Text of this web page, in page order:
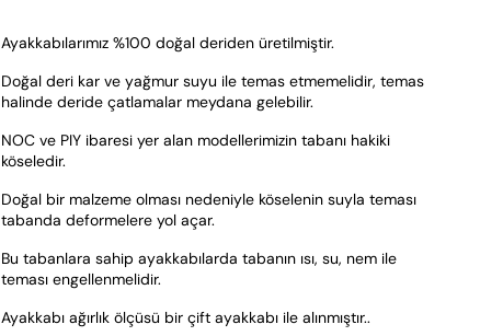
Ayakkabılarımız %100 doğal deriden üretilmiştir.
Doğal deri kar ve yağmur suyu ile temas etmemelidir, temas
halinde deride çatlamalar meydana gelebilir.
NOC ve PIY ibaresi yer alan modellerimizin tabanı hakiki
köseledir.
Doğal bir malzeme olması nedeniyle köselenin suyla teması
tabanda deformelere yol açar.
Bu tabanlara sahip ayakkabılarda tabanın ısı, su, nem ile
teması engellenmelidir.
Ayakkabı ağırlık ölçüsü bir çift ayakkabı ile alınmıştır..